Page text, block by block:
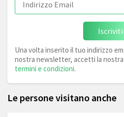
Iscriviti
Una volta inserito il tuo indirizzo
nostra newsletter, accetti la nostra
termini e condizioni.
Le persone visitano anche